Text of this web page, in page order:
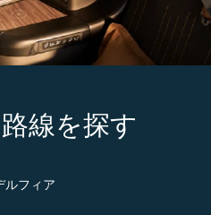
線を探す
ルフィア